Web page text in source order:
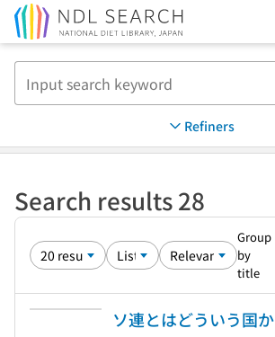
Refiners
Search results 28
Group
by
title
ソ連とはどういう国か